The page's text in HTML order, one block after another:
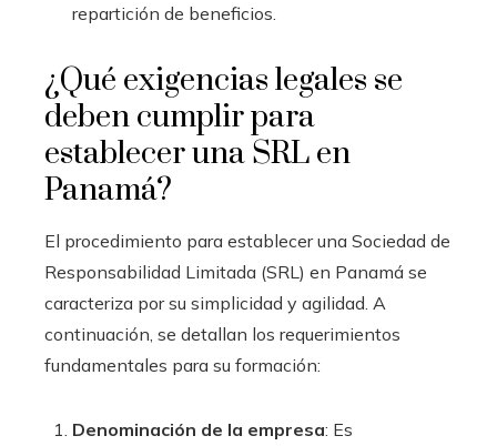
repartición de beneficios.
¿Qué exigencias legales se
deben cumplir para
establecer una SRL en
Panamá?
El procedimiento para establecer una Sociedad de
Responsabilidad Limitada (SRL) en Panamá se
caracteriza por su simplicidad y agilidad. A
continuación, se detallan los requerimientos
fundamentales para su formación:
Denominación de la empresa: Es